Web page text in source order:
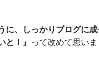
に、しっかりブログに
と！』 って改めて思いま